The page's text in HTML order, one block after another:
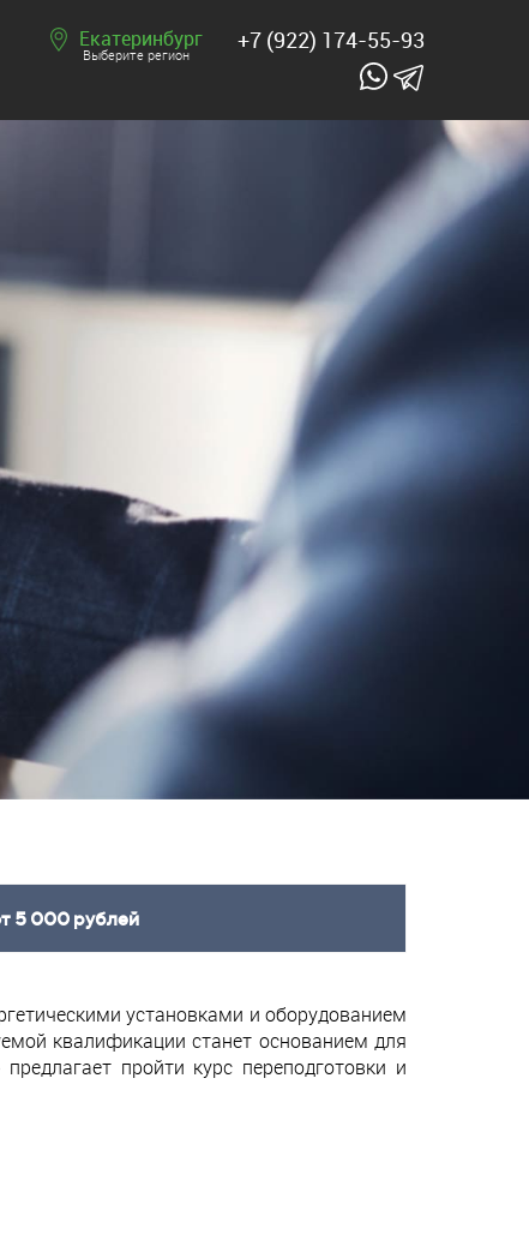
Екатеринбург
Выберите регион
+7 (922) 174-55-93
5 000 рублей
установками и оборудованием
квалификации станет основанием для
пройти курс переподготовки и